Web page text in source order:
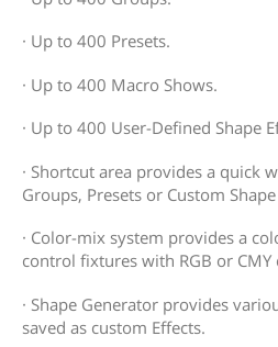
· Up to 400 Presets.
· Up to 400 Macro Shows.
· Up to 400 User-Defined Shape
· Shortcut area provides a quick
Groups, Presets or Custom
· Color-mix system provides a
control fixtures with RGB or
· Shape Generator provides
saved as custom Effects.